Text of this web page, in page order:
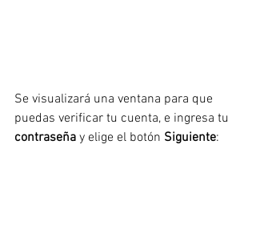
Se visualizará una ventana para que
puedas verificar tu cuenta, e ingresa tu
contraseña y elige el botón Siguiente: